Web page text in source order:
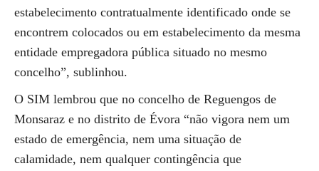
estabelecimento contratualmente identificado onde se
encontrem colocados ou em estabelecimento da mesma
entidade empregadora pública situado no mesmo
concelho”, sublinhou.
O SIM lembrou que no concelho de Reguengos de
Monsaraz e no distrito de Évora “não vigora nem um
estado de emergência, nem uma situação de
calamidade, nem qualquer contingência que